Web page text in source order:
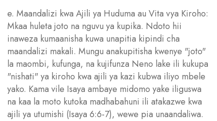
e. Maandalizi kwa Ajili ya Huduma au Vita vya Kiroho:
Mkaa huleta joto na nguvu ya kupika. Ndoto hii
inaweza kumaanisha kuwa unapitia kipindi cha
maandalizi makali. Mungu anakupitisha kwenye "joto"
la maombi, kufunga, na kujifunza Neno lake ili kukupa
"nishati" ya kiroho kwa ajili ya kazi kubwa iliyo mbele
yako. Kama vile Isaya ambaye midomo yake iliguswa
na kaa la moto kutoka madhabahuni ili atakazwe kwa
ajili ya utumishi (Isaya 6:6-7), wewe pia unaandaliwa.